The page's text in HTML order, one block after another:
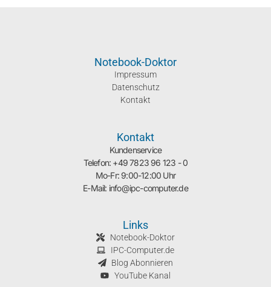
Notebook-Doktor
Impressum
Datenschutz
Kontakt
Kontakt
Kundenservice
Telefon: +49 7823 96 123 - 0
Mo-Fr: 9:00-12:00 Uhr
E-Mail: info@ipc-computer.de
Links
Notebook-Doktor
IPC-Computer.de
Blog Abonnieren
YouTube Kanal